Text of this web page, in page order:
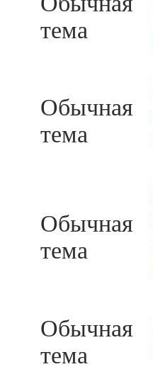
тема
Обычная
тема
Обычная
тема
Обычная
тема